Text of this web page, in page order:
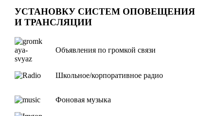
УСТАНОВКУ СИСТЕМ ОПОВЕЩЕНИЯ
И ТРАНСЛЯЦИИ
Объявления по громкой связи
Школьное/корпоративное радио
Фоновая музыка